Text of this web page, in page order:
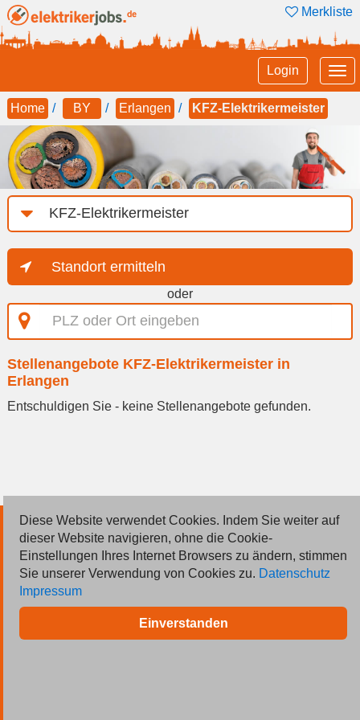
Merkliste
Login
Home BY Erlangen KFZ-Elektrikermeister
Job-
Kategorie
Standort ermitteln
oder
PLZ
oder
eingeben
Stellenangebote KFZ-Elektrikermeister in
Erlangen
Entschuldigen Sie - keine Stellenangebote gefunden.
© 2026 Deutsche Jobmarkt GmbH
Inserieren
Kontakt
Diese Website verwendet Cookies. Indem Sie weiter auf
dieser Website navigieren, ohne die Cookie-
Einstellungen Ihres Internet Browsers zu ändern, stimmen
Sie unserer Verwendung von Cookies zu. Datenschutz
Impressum
Einverstanden